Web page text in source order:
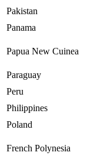
Pakistan
Panama
Papua New Cuinea
Paraguay
Peru
Philippines
Poland
French Polynesia